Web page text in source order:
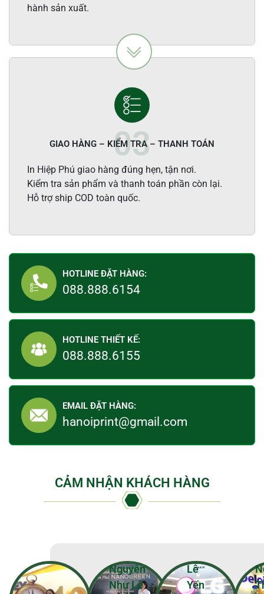
hành sản xuất.
GIAO HÀNG – KIỂM TRA – THANH TOÁN
In Hiệp Phú giao hàng đúng hẹn, tận nơi.
Kiểm tra sản phẩm và thanh toán phần còn lại.
Hỗ trợ ship COD toàn quốc.
HOTLINE ĐẶT HÀNG:
088.888.6154
HOTLINE THIẾT KẾ:
088.888.6155
EMAIL ĐẶT HÀNG:
hanoiprint@gmail.com
CẢM NHẬN KHÁCH HÀNG
Nguyễn
Như Lê
Lê
Yến